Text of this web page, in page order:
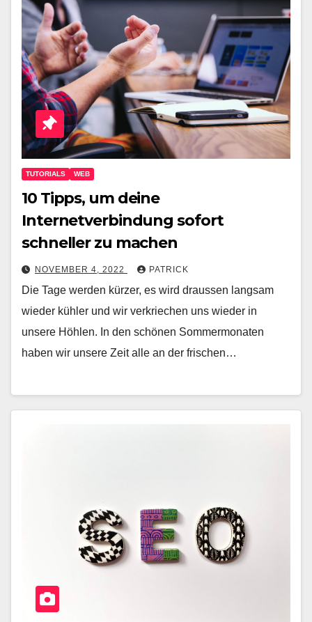
TUTORIALS WEB
10 Tipps, um deine
Internetverbindung sofort
schneller zu machen
NOVEMBER 4, 2022 PATRICK
Die Tage werden kürzer, es wird draussen langsam
wieder kühler und wir verkriechen uns wieder in
unsere Höhlen. In den schönen Sommermonaten
haben wir unsere Zeit alle an der frischen…